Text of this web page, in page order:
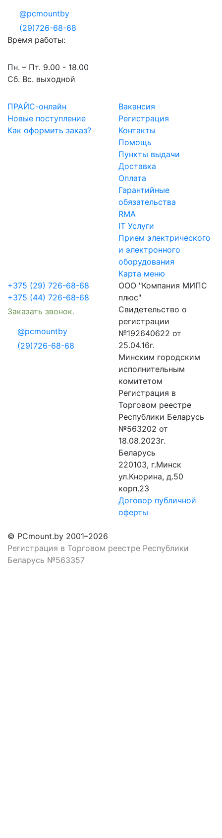
@pcmountby
(29)726-68-68
Время работы:
Пн. – Пт. 9.00 - 18.00
Сб. Вс. выходной
ПРАЙС-онлайн
Новые поступление
Как оформить заказ?
Вакансия
Регистрация
Контакты
Помощь
Пункты выдачи
Доставка
Оплата
Гарантийные
обязательства
RMA
IT Услуги
Прием электрического
и электронного
оборудования
Карта меню
+375 (29) 726-68-68
+375 (44) 726-68-68
Заказать звонок.
@pcmountby
(29)726-68-68
ООО "Компания МИПС
плюс"
Свидетельство о
регистрации
№192640622 от
25.04.16г.
Минским городским
исполнительным
комитетом
Регистрация в
Торговом реестре
Республики Беларусь
№563202 от
18.08.2023г.
Беларусь
220103, г.Минск
ул.Кнорина, д.50
корп.23
Договор публичной
оферты
© PCmount.by 2001–2026
Регистрация в Торговом реестре Республики
Беларусь №563357